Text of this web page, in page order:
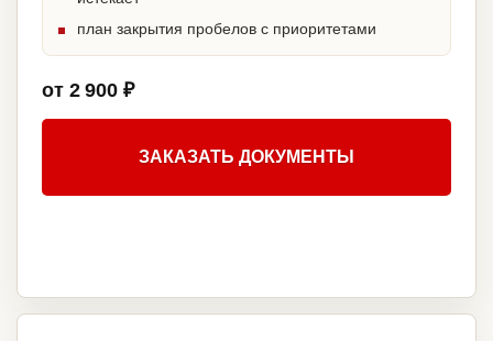
план закрытия пробелов с приоритетами
от 2 900 ₽
ЗАКАЗАТЬ ДОКУМЕНТЫ